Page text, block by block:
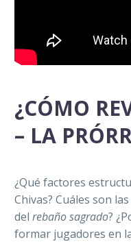
¿CÓMO
– LA
¿Qué factores
Chivas? Cuáles son
del rebaño sagrado?
formar jugadores en